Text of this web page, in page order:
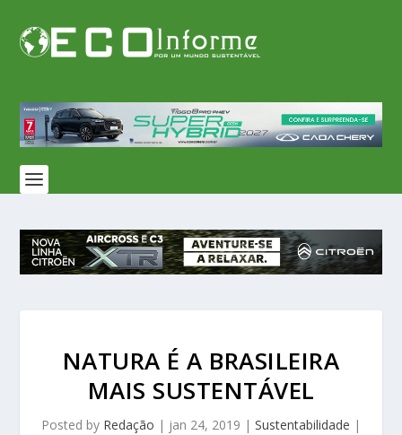
NATURA É A BRASILEIRA
MAIS SUSTENTÁVEL
Posted by Redação | jan 24, 2019 | Sustentabilidade |